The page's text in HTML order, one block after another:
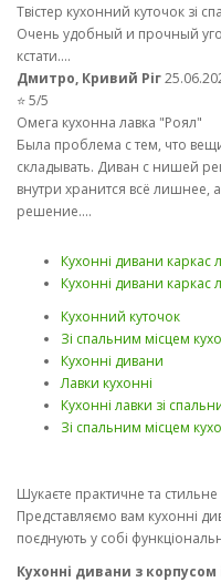
Твістер кухонний куточок зі
Очень удобный и прочный
кстати....
Дмитро, Кривий Ріг
⭐ 5/5
Омега кухонна лавка "Роял"
Была проблема с тем, что
складывать. Диван с нишей
внутри хранится всё лишнее,
решение....
Кухонні дивани каркас
Кухонні дивани каркас
Кухонний куточок
Зі спальним місцем
Кухонні дивани
Лавки кухонні
Кухонні лавки зі
Зі спальним місцем
Шукаєте практичне та
Представляємо вам кухонні
поєднують у собі
Кухонні дивани з корпусом